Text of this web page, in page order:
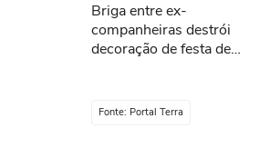
Briga entre ex-
companheiras destrói
decoração de festa de
Fonte: Portal Terra